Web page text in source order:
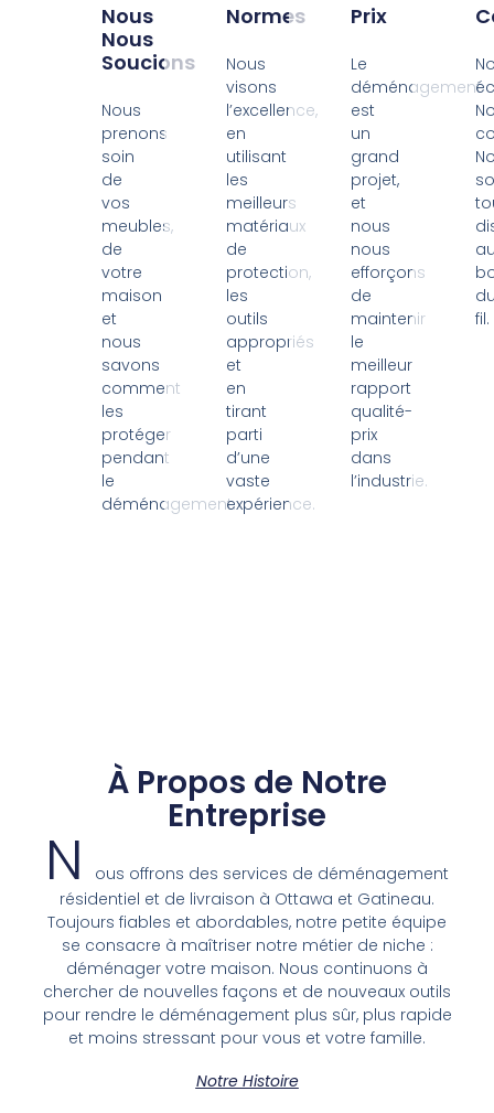
Nous
Nous
Soucions
Nous
prenons
soin
de
vos
meubles,
de
votre
maison
et
nous
savons
comment
les
protéger
pendant
le
déménagement.
Normes
Nous
visons
l’excellence,
en
utilisant
les
meilleurs
matériaux
de
protection,
les
outils
appropriés
et
en
tirant
parti
d’une
vaste
expérience.
Prix
Le
déménagement
est
un
grand
projet,
et
nous
nous
efforçons
de
maintenir
le
meilleur
rapport
qualité-
prix
dans
l’industrie.
fil.
À Propos de Notre
Entreprise
N
ous offrons des services de déménagement
résidentiel et de livraison à Ottawa et Gatineau.
Toujours fiables et abordables, notre petite équipe
se consacre à maîtriser notre métier de niche :
déménager votre maison. Nous continuons à
chercher de nouvelles façons et de nouveaux outils
pour rendre le déménagement plus sûr, plus rapide
et moins stressant pour vous et votre famille.
Notre Histoire